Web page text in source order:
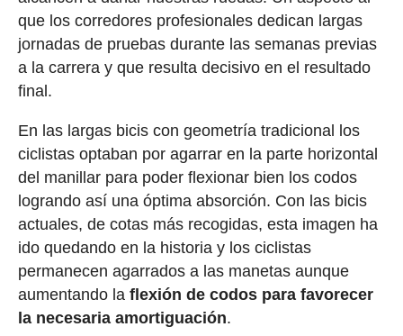
que los corredores profesionales dedican largas
jornadas de pruebas durante las semanas previas
a la carrera y que resulta decisivo en el resultado
final.
En las largas bicis con geometría tradicional los
ciclistas optaban por agarrar en la parte horizontal
del manillar para poder flexionar bien los codos
logrando así una óptima absorción. Con las bicis
actuales, de cotas más recogidas, esta imagen ha
ido quedando en la historia y los ciclistas
permanecen agarrados a las manetas aunque
aumentando la flexión de codos para favorecer
la necesaria amortiguación.